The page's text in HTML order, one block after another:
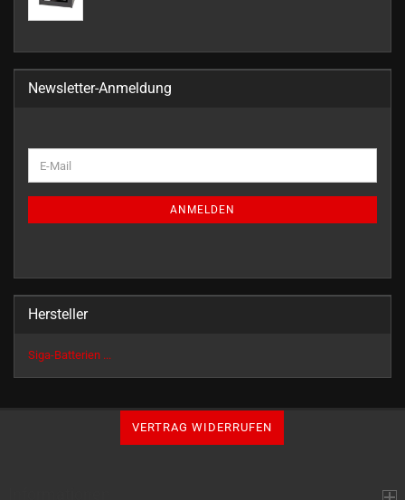
Newsletter-Anmeldung
ZUR
E-
Mail
ANMELDEN
Hersteller
Siga-Batterien ...
VERTRAG WIDERRUFEN